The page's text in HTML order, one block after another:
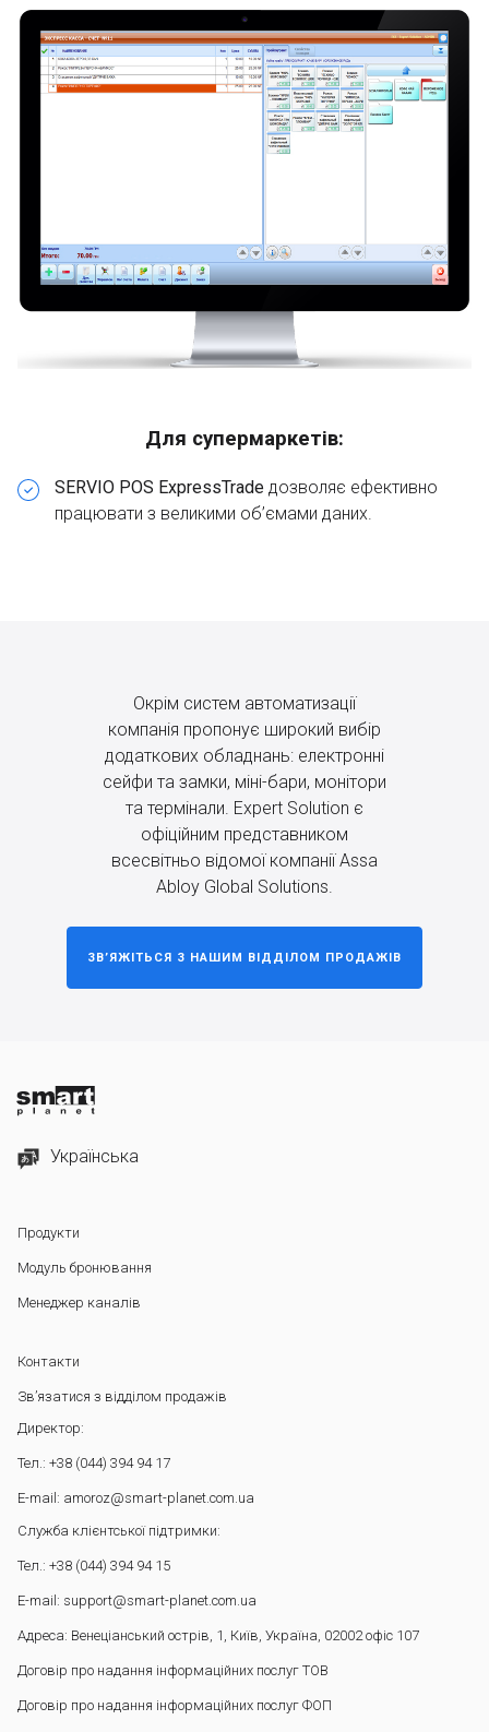
Для супермаркетів:
SERVIO POS ExpressTrade дозволяє ефективно
працювати з великими об’ємами даних.
Окрім систем автоматизації
компанія пропонує широкий вибір
додаткових обладнань: електронні
сейфи та замки, міні-бари, монітори
та термінали. Expert Solution є
офіційним представником
всесвітньо відомої компанії Assa
Abloy Global Solutions.
ЗВ’ЯЖІТЬСЯ З НАШИМ ВІДДІЛОМ ПРОДАЖІВ
Українська
Продукти
Модуль бронювання
Менеджер каналів
Контакти
Зв’язатися з відділом продажів
Директор:
Тел.: +38 (044) 394 94 17
E-mail: amoroz@smart-planet.com.ua
Служба клієнтської підтримки:
Тел.: +38 (044) 394 94 15
E-mail: support@smart-planet.com.ua
Адреса: Венеціанський острів, 1, Київ, Україна, 02002 офіс 107
Договір про надання інформаційних послуг ТОВ
Договір про надання інформаційних послуг ФОП